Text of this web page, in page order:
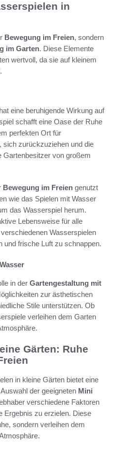
in
Bewegung im Freien, sondern
im Garten. Diese Elemente
wertvoll, da sie auf kleinem
eine beruhigende Wirkung auf
schafft eine Oase der Ruhe
perfekten Ort für
sich zurückzuziehen und die
Gartenbesitzer von großem
Bewegung im Freien genutzt
wie das Spielen mit Wasser
das Wasserspiel herum.
Lebensweise für alle
Wasserspielen
und frische Luft zu schnappen.
in der Gartengestaltung mit
zur ästhetischen
Stile unterstützen. Ob
verleihen dem Garten
Gärten: Ruhe
in kleine Gärten bietet eine
der geeigneten Mini
verschiedene Faktoren
Ergebnis zu erzielen. Diese
sondern verleihen dem